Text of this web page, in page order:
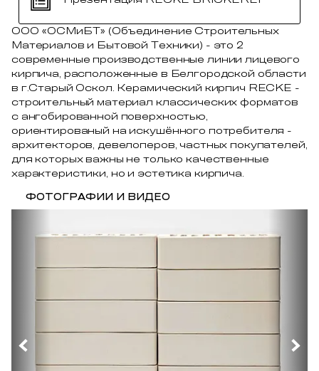
ООО «ОСМиБТ» (Объединение Строительных
Материалов и Бытовой Техники) - это 2
современные производственные линии лицевого
кирпича, расположенные в Белгородской области
в г.Старый Оскол. Керамический кирпич RECKE -
строительный материал классических форматов
с ангобированной поверхностью,
ориентированый на искушённого потребителя -
архитекторов, девелоперов, частных покупателей,
для которых важны не только качественные
характеристики, но и эстетика кирпича.
ФОТОГРАФИИ И ВИДЕО